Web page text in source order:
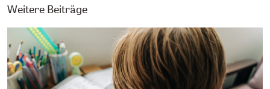
Weitere Beiträge